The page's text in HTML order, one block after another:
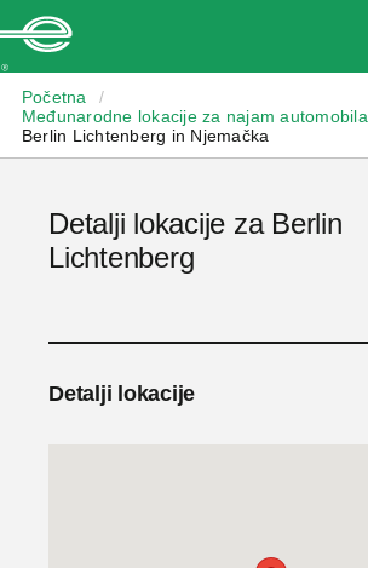
Početna
/
Međunarodne lokacije za najam automobila
Berlin Lichtenberg in Njemačka
Detalji lokacije za Berlin
Lichtenberg
Detalji lokacije